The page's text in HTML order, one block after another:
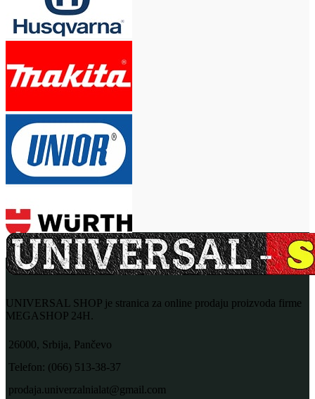
UNIVERSAL SHOP je stranica za online prodaju proizvoda firme
MEGASHOP 24H.
26000, Srbija, Pančevo
Telefon: (066) 513-38-37
prodaja.univerzalnialat@gmail.com